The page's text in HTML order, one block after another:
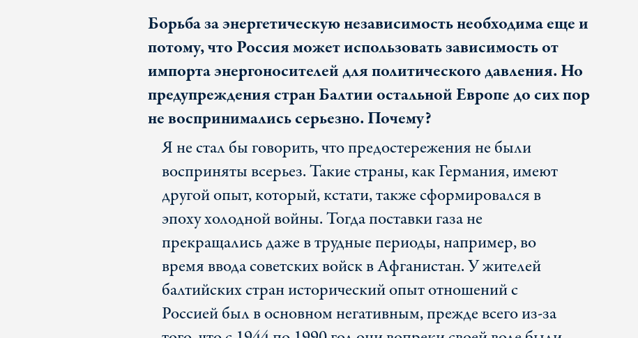
Борьба за энергетическую независимость необходима еще и
потому, что Россия может использовать зависимость от
импорта энергоносителей для политического давления. Но
предупреждения стран Балтии остальной Европе до сих пор
не воспринимались серьезно. Почему?
Я не стал бы говорить, что предостережения не были
восприняты всерьез. Такие страны, как Германия, имеют
другой опыт, который, кстати, также сформировался в
эпоху холодной войны. Тогда поставки газа не
прекращались даже в трудные периоды, например, во
время ввода советских войск в Афганистан. У жителей
балтийских стран исторический опыт отношений с
Россией был в основном негативным, прежде всего из-за